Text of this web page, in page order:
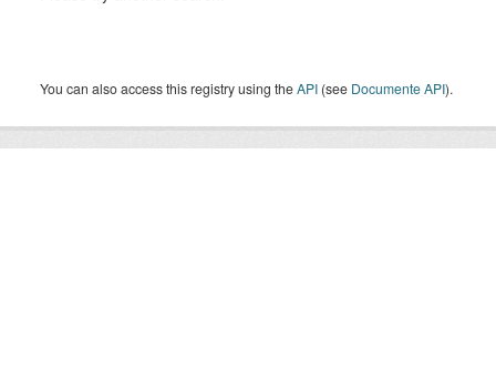
You can also access this registry using theAPI (see Documente API).